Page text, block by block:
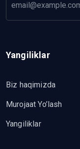
Yangiliklar
Biz haqimizda
Murojaat Yo’lash
Yangiliklar